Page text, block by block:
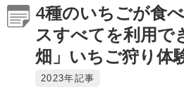
4種のいちごが食
スすべてを利用で
畑」いちご狩り体
2023年記事